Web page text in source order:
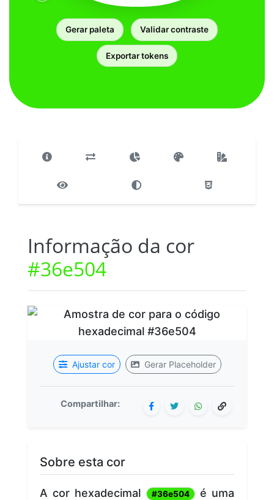
Gerar paleta Validar contraste
Exportar tokens
Informação da cor
#36e504
Ajustar cor Gerar Placeholder
Compartilhar:
Sobre esta cor
A cor hexadecimal #36e504 é uma